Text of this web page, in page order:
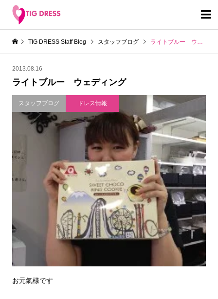

TIG DRESS Staff Blog スタッフブログ ライトブルー ウェディング
2013.08.16
ライトブルー ウェディング
スタッフブログ ドレス情報
お元氣様です